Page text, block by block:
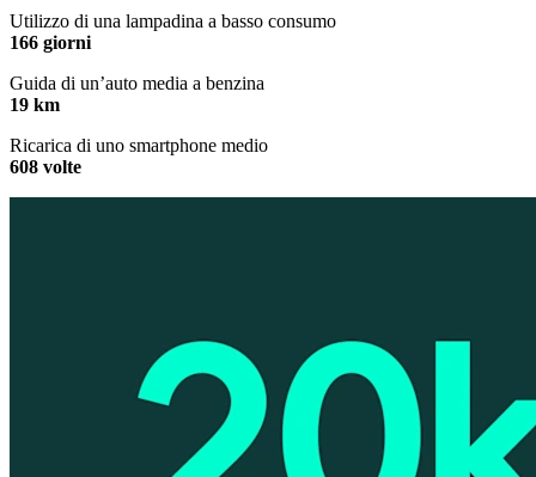
Utilizzo di una lampadina a basso consumo
166 giorni
Guida di un’auto media a benzina
19 km
Ricarica di uno smartphone medio
608 volte